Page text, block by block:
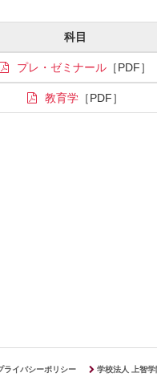
科目
プレ・ゼミナール
教育学
ライバシーポリシー
学校法人 上智学